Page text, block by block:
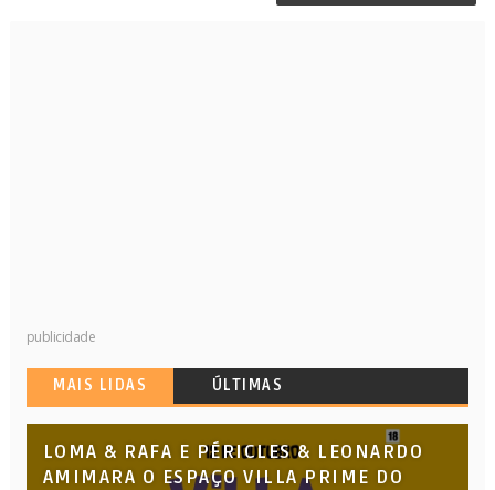
publicidade
MAIS LIDAS ÚLTIMAS
LOMA & RAFA E PÉRICLES & LEONARDO
AMIMARA O ESPAÇO VILLA PRIME DO